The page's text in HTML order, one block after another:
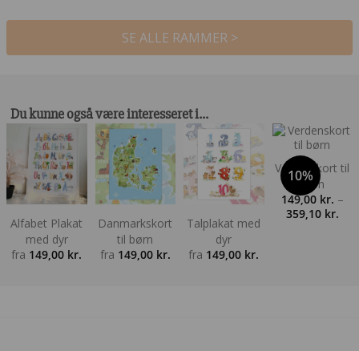
SE ALLE RAMMER >
Du kunne også være interesseret i…
Alfabet Plakat
med dyr
fra 149,00 kr.
Danmarkskort
til børn
fra 149,00 kr.
Talplakat med
dyr
fra 149,00 kr.
10%
Verdenskort til
børn
149,00 kr. –
359,10 kr.